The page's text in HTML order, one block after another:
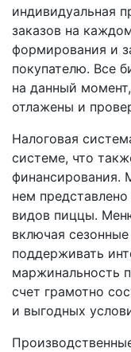
индивидуальная
заказов на
формирования и
покупателю. Все
на данный
отлажены и
Налоговая
системе, что
финансирования.
нем
видов пиццы.
включая
поддерживать
маржинальность
счет грамотно
и выгодных